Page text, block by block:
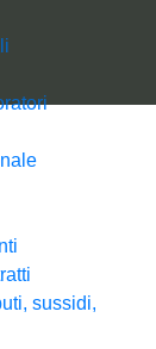
sussidi,